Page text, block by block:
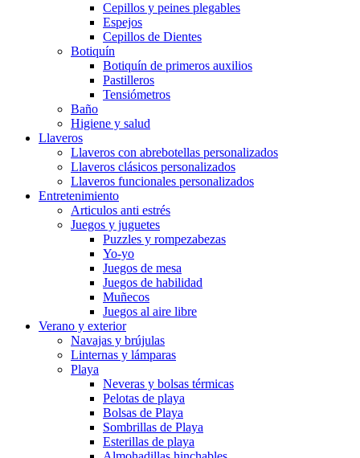
Cepillos y peines plegables
Espejos
Cepillos de Dientes
Botiquín
Botiquín de primeros auxilios
Pastilleros
Tensiómetros
Baño
Higiene y salud
Llaveros
Llaveros con abrebotellas personalizados
Llaveros clásicos personalizados
Llaveros funcionales personalizados
Entretenimiento
Articulos anti estrés
Juegos y juguetes
Puzzles y rompezabezas
Yo-yo
Juegos de mesa
Juegos de habilidad
Muñecos
Juegos al aire libre
Verano y exterior
Navajas y brújulas
Linternas y lámparas
Playa
Neveras y bolsas térmicas
Pelotas de playa
Bolsas de Playa
Sombrillas de Playa
Esterillas de playa